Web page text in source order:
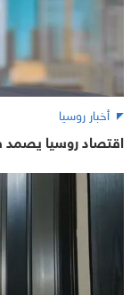
أخبار روسيا
اقتصاد روسيا يصمد